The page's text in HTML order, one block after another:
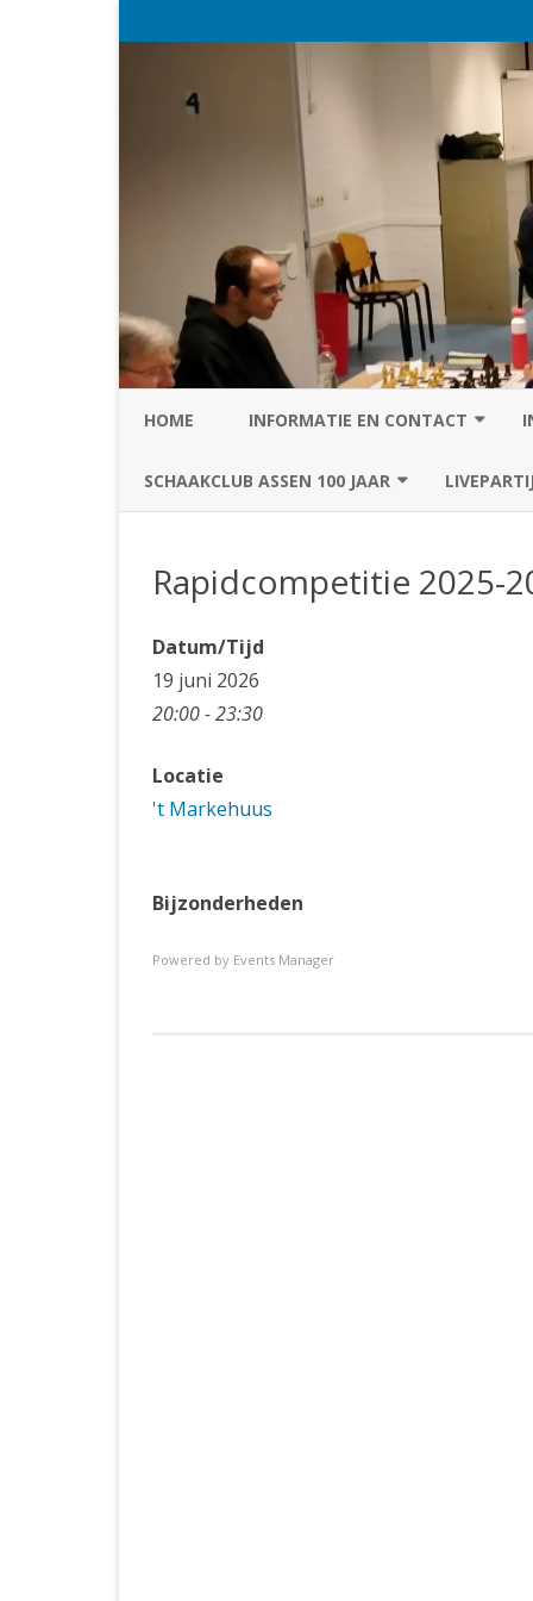
HOME INFORMATIE EN CONTACT
PRIVACY STATEMENT VAN SC
SCHAAKCLUB ASSEN 100 JAAR
JUBILEUMVIERKAMPEN UITSLAGENNOSBO-
Rapidcompetitie 2025-
Datum/Tijd
19 juni 2026
20:00 - 23:30
Locatie
't Markehuus
Bijzonderheden
Powered by Events Manager